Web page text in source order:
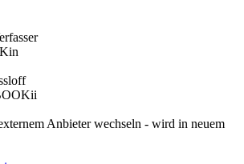
Kin
Anbieter wechseln - wird in neuem